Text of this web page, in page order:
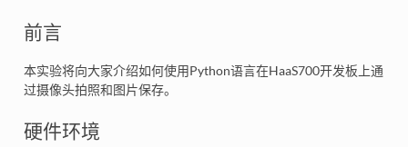
前言
本实验将向大家介绍如何使用Python语言在HaaS700开发板上通
过摄像头拍照和图片保存。
硬件环境